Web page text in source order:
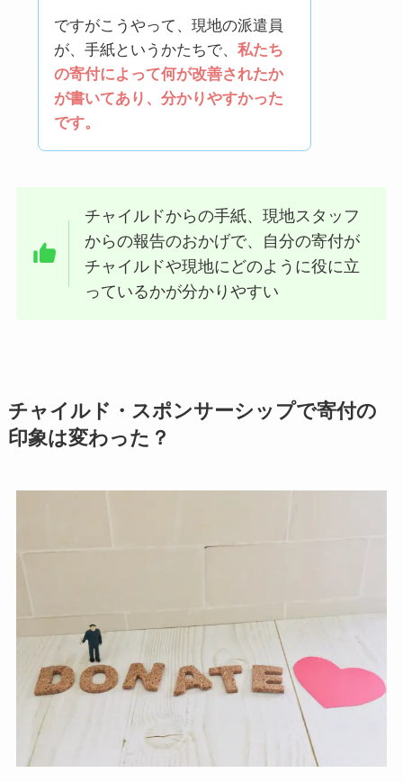
ですがこうやって、現地の派遣員
が、手紙というかたちで、 私たち
の寄付によって何が改善されたか
が書いてあり、分かりやすかった
です。
チャイルドからの手紙、現地スタッフ
からの報告のおかげで、自分の寄付が
チャイルドや現地にどのように役に立
っているかが分かりやすい
チャイルド・スポンサーシップで寄付の
印象は変わった？